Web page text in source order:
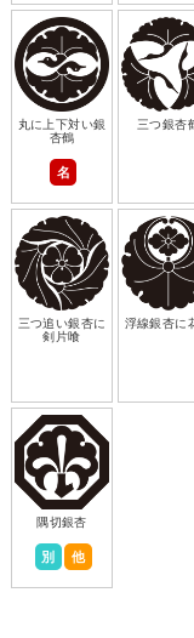
丸に上下対い銀
杏鶴
名
三つ銀杏
三つ追い銀杏に
剣片喰
浮線銀杏に
隅切銀杏
別 他